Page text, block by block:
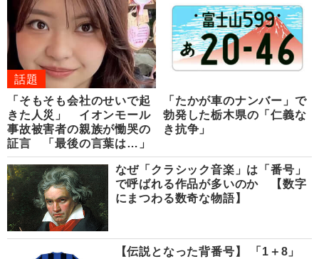
話題
「そもそも会社のせいで起
きた人災」 イオンモール
事故被害者の親族が慟哭の
証言 「最後の言葉は…」
「たかが車のナンバー」で
勃発した栃木県の「仁義な
き抗争」
なぜ「クラシック音楽」は「番号」
で呼ばれる作品が多いのか 【数字
にまつわる数奇な物語】
【伝説となった背番号】 「1＋8」